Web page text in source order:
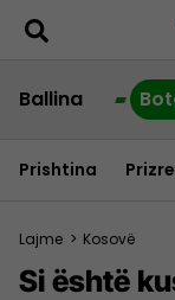
Ballina
Prishtina
Lajme > Kosovë
Si është